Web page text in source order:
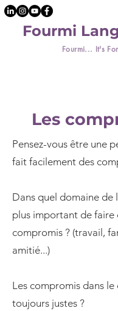
Fourmi... It's
Fourmi
Les
Pensez-vous être une
fait facilement des
Dans quel domaine de
plus important de faire
compromis ? (travail,
amitié...)
Les compromis dans
toujours justes ?